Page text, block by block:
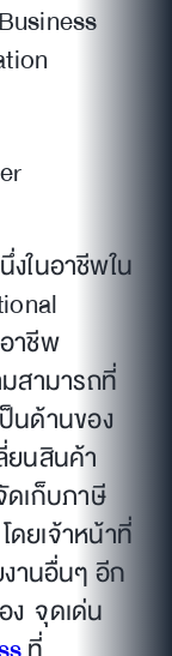
งในอาชีพใน
าชีพ
มสามารถที่
นด้านของ
ยนสินค้า
ดเก็บภาษี
ดยเจ้าหน้าที่
านอื่นๆ อีก
ง จุดเด่น